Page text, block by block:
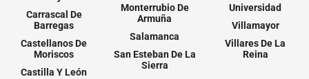
Carrascal De
Barregas
Castellanos De
Moriscos
Castilla Y León
Monterrubio De
Armuña
Salamanca
San Esteban De La
Sierra
Universidad
Villamayor
Villares De La
Reina